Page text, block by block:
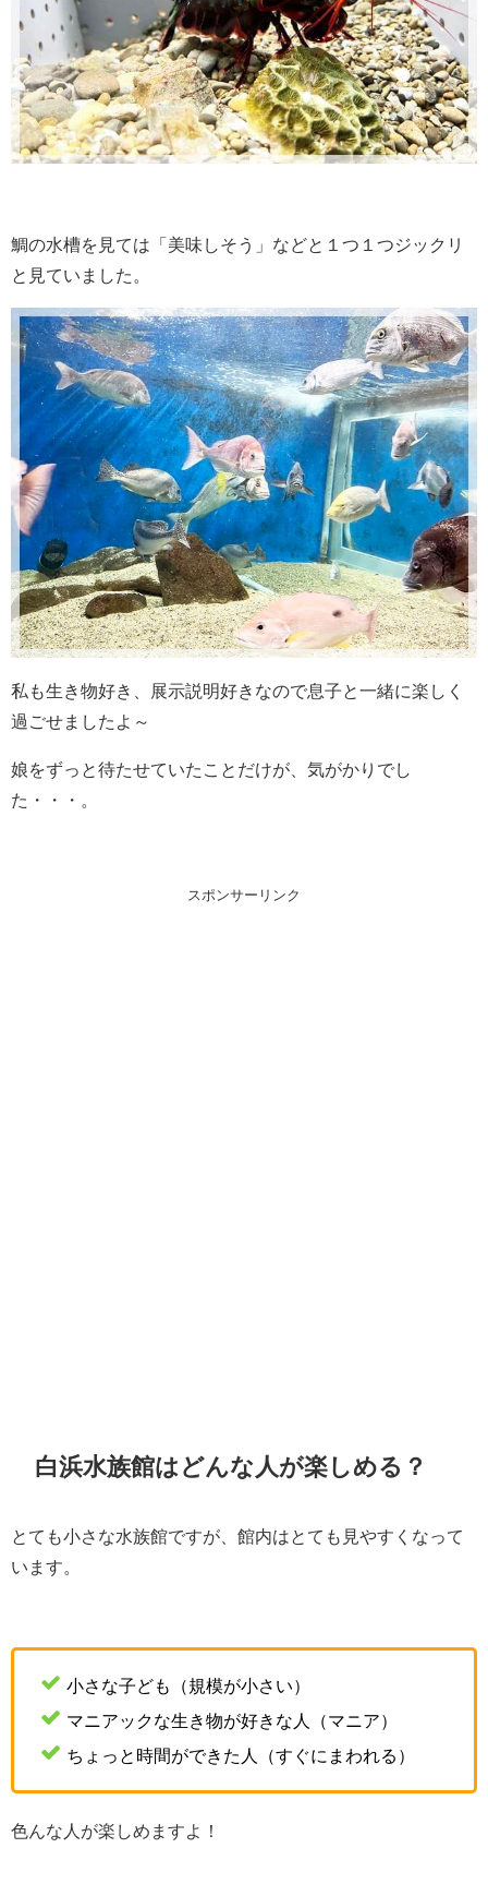
鯛の水槽を見ては「美味しそう」などと１つ１つジックリ
と見ていました。
私も生き物好き、展示説明好きなので息子と一緒に楽しく
過ごせましたよ～
娘をずっと待たせていたことだけが、気がかりでし
た・・・。
スポンサーリンク
白浜水族館はどんな人が楽しめる？
とても小さな水族館ですが、館内はとても見やすくなって
います。
小さな子ども（規模が小さい）
マニアックな生き物が好きな人（マニア）
ちょっと時間ができた人（すぐにまわれる）
色んな人が楽しめますよ！